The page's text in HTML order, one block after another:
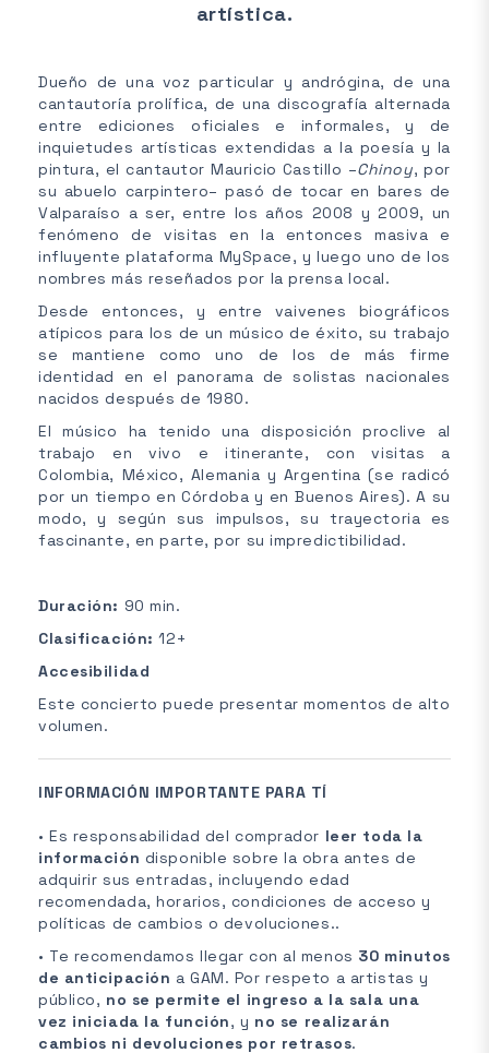
artística.
Dueño de una voz particular y andrógina, de una
cantautoría prolífica, de una discografía alternada
entre ediciones oficiales e informales, y de
inquietudes artísticas extendidas a la poesía y la
pintura, el cantautor Mauricio Castillo –Chinoy, por
su abuelo carpintero– pasó de tocar en bares de
Valparaíso a ser, entre los años 2008 y 2009, un
fenómeno de visitas en la entonces masiva e
influyente plataforma MySpace, y luego uno de los
nombres más reseñados por la prensa local.
Desde entonces, y entre vaivenes biográficos
atípicos para los de un músico de éxito, su trabajo
se mantiene como uno de los de más firme
identidad en el panorama de solistas nacionales
nacidos después de 1980.
El músico ha tenido una disposición proclive al
trabajo en vivo e itinerante, con visitas a
Colombia, México, Alemania y Argentina (se radicó
por un tiempo en Córdoba y en Buenos Aires). A su
modo, y según sus impulsos, su trayectoria es
fascinante, en parte, por su impredictibilidad.
Duración: 90 min.
Clasificación: 12+
Accesibilidad
Este concierto puede presentar momentos de alto
volumen.
INFORMACIÓN IMPORTANTE PARA TÍ
• Es responsabilidad del comprador leer toda la
información disponible sobre la obra antes de
adquirir sus entradas, incluyendo edad
recomendada, horarios, condiciones de acceso y
políticas de cambios o devoluciones..
• Te recomendamos llegar con al menos 30 minutos
de anticipación a GAM. Por respeto a artistas y
público, no se permite el ingreso a la sala una
vez iniciada la función, y no se realizarán
cambios ni devoluciones por retrasos.